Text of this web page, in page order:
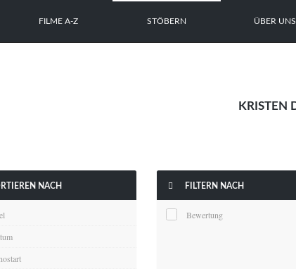
FILME A-Z STÖBERN ÜBER UNS
NACH  FILTERN NACH
Bewertung